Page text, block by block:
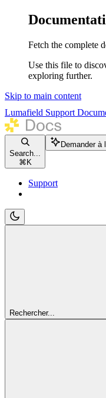
Fetch the complete
Use this file to
exploring further.
Skip to main content
Lumafield Support
Search...
⌘ K
Demander à
Support
Rechercher...